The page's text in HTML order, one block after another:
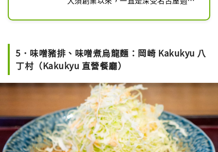
號。他們持續守護著自大正時代傳承至
他們所使用的發酵調味料「味噌」，選
用的是來自歷史悠久的味噌釀造廠的
等數種味噌依照獨家配方調和，經過細
火慢炊至色澤光亮。每天清晨開始，他
們為煮烏龍麵特別精心熬製高湯，搭配
全手工製作、並與味噌完美融合且具有
獨特口感的烏龍麵，成就出這道無與倫
比的美味料理。
5．味噌豬排、味噌煮烏龍麵：岡崎 Kakukyu 八
丁村（Kakukyu 直營餐廳）